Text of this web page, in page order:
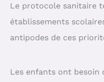
Le protocole sanitaire
établissements
antipodes de ces
Les enfants ont